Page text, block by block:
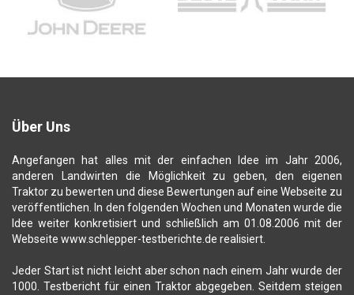
Über Uns
Angefangen hat alles mit der einfachen Idee im Jahr 2006,
anderen Landwirten die Möglichkeit zu geben, den eigenen
Traktor zu bewerten und diese Bewertungen auf eine Webseite zu
veröffentlichen. In den folgenden Wochen und Monaten wurde die
Idee weiter konkretisiert und schließlich am 01.08.2006 mit der
Webseite www.schlepper-testberichte.de realisiert.
Jeder Start ist nicht leicht aber schon nach einem Jahr wurde der
1000. Testbericht für einen Traktor abgegeben. Seitdem steigen